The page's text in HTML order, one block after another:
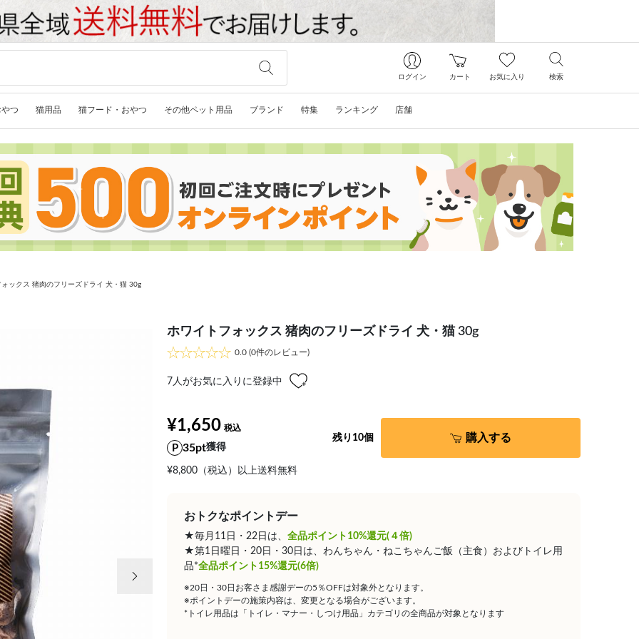
ログイン カート お気に入り 検索
つ 猫用品 猫フード・おやつ その他ペット用品 ブランド 特集 ランキング 店舗
ックス 猪肉のフリーズドライ 犬・猫 30g
ホワイトフォックス 猪肉のフリーズドライ 犬・猫 30g
0.0 (0件のレビュー)
7人がお気に入りに登録中
¥1,650
35pt獲得
¥8,800（税込）以上送料無料
残り10個 購入する
おトクなポイントデー
★毎月11日・22日は、 全品ポイント10%還元(４倍)
★第1日曜日・20日・30日は、わんちゃん・ねこちゃんご飯（主食）およびトイレ用
品*全品ポイント15%還元(6倍)
※20日・30日お客さま感謝デーの5％OFFは対象外となります。
※ポイントデーの施策内容は、変更となる場合がございます。
*トイレ用品は「トイレ・マナー・しつけ用品」カテゴリの全商品が対象となります